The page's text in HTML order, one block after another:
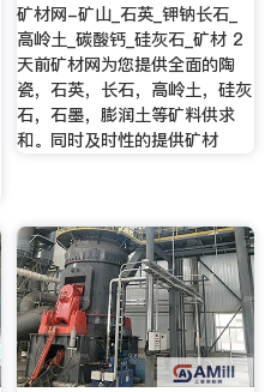
矿材网-矿山_石英_钾钠长石_
高岭土_碳酸钙_硅灰石_矿材 2
天前矿材网为您提供全面的陶
瓷，石英，长石，高岭土，硅灰
石，石墨，膨润土等矿料供求
和。同时及时性的提供矿材